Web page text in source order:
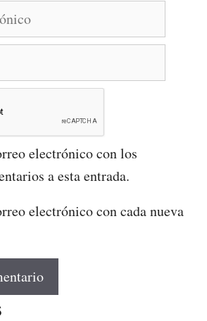
electrónico con los
a esta entrada.
electrónico con cada nueva